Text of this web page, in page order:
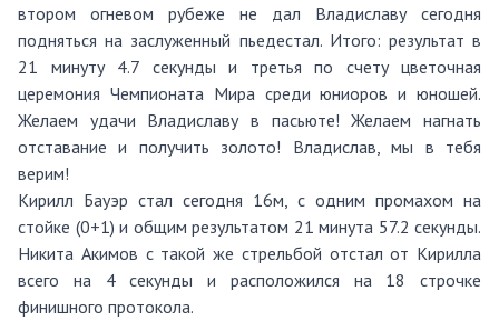
втором огневом рубеже не дал Владиславу сегодня
подняться на заслуженный пьедестал. Итого: результат в
21 минуту 4.7 секунды и третья по счету цветочная
церемония Чемпионата Мира среди юниоров и юношей.
Желаем удачи Владиславу в пасьюте! Желаем нагнать
отставание и получить золото! Владислав, мы в тебя
верим!
Кирилл Бауэр стал сегодня 16м, с одним промахом на
стойке (0+1) и общим результатом 21 минута 57.2 секунды.
Никита Акимов с такой же стрельбой отстал от Кирилла
всего на 4 секунды и расположился на 18 строчке
финишного протокола.